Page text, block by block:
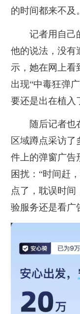
的时间都来不及
记者用自己的
他的说法，没有
示，她在网上看
出现“中毒狂弹
要还是出在植入
随后记者也在
区域蹲点采访
件上的弹窗广告
困扰：“时间赶
点了，耽误时间
验服务还是看广